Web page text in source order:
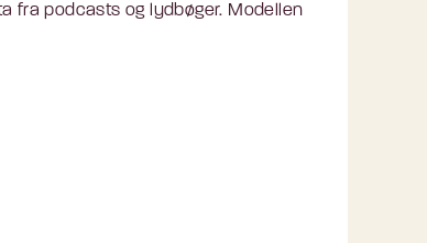
fra podcasts og lydbøger. Modellen